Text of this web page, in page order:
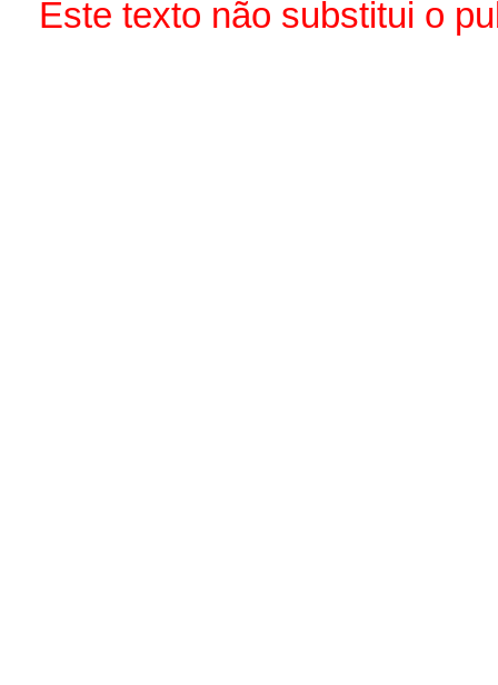
Este texto não substitui o